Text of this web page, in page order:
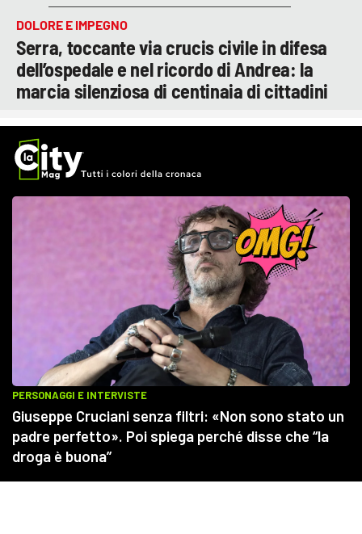
DOLORE E IMPEGNO
Serra, toccante via crucis civile in difesa
dell’ospedale e nel ricordo di Andrea: la
marcia silenziosa di centinaia di cittadini